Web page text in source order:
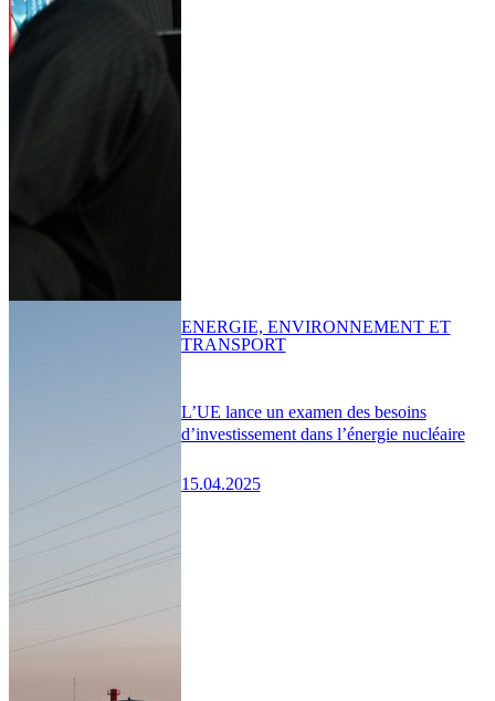
L’UE lance un examen des besoins
d’investissement dans l’énergie nucléaire
15.04.2025
ENERGIE, ENVIRONNEMENT ET
TRANSPORT